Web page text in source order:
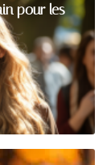
pour les